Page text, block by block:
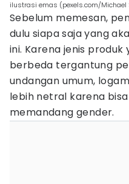
ilustrasi emas (pexels.com/Michael
Sebelum memesan,
dulu siapa saja yang
ini. Karena jenis
berbeda tergantung
undangan umum,
lebih netral karena
memandang gender.